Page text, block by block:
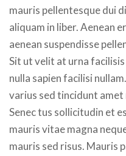
mauris pellentesque dui
aliquam in liber. Aenean
aenean suspendisse
Sit ut velit at urna
nulla sapien facilisi
varius sed tincidunt amet
Senec tus sollicitudin et
mauris vitae magna
mauris sed risus.